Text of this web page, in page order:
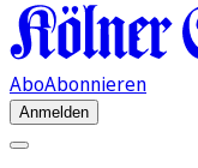
AboAbonnieren
Anmelden